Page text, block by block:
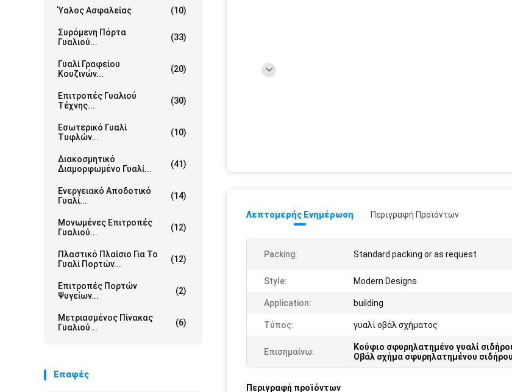
Ύαλος Ασφαλείας (10)
Συρόμενη Πόρτα
Γυαλιού...
(33)
Γυαλί Γραφείου
Κουζινών...
(20)
Επιτροπές Γυαλιού
Τέχνης...
(30)
Εσωτερικό Γυαλί
Τυφλών...
(10)
Διακοσμητικό
Διαμορφωμένο Γυαλί...
(41)
Ενεργειακό Αποδοτικό
Γυαλί...
(14)
Μονωμένες Επιτροπές
Γυαλιού...
(12)
Πλαστικό Πλαίσιο Για Το
Γυαλί Πορτών...
(12)
Επιτροπές Πορτών
Ψυγείων...
(2)
Μετριασμένος Πίνακας
Γυαλιού...
(6)
Επαφές
Λεπτομερής Ενημέρωση Περιγραφή Προϊόντων
Packing: Standard packing or as request
Style: Modern Designs
Application: building
Τύπος: γυαλί οβάλ σχήματος
Επισημαίνω: Κούφιο σφυρηλατημένο γυαλί
Οβάλ σχήμα σφυρηλατημένου
Περιγραφή προϊόντων